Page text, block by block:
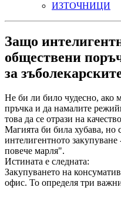
ИЗТОЧНИЦИ
Защо
обществени
за
Не би ли било чудесно, ако
пръчка и да намалите
това да се отрази на
Магията би била хубава, но
интелигентното
повече марля".
Истината е следната:
Закупуването на
офис. То определя три